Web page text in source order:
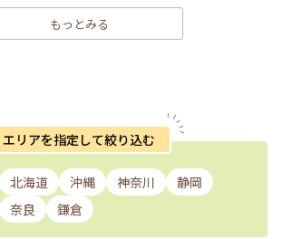
もっとみる
エリアを指定して絞り込む
北海道 沖縄 神奈川
静岡
奈良 鎌倉